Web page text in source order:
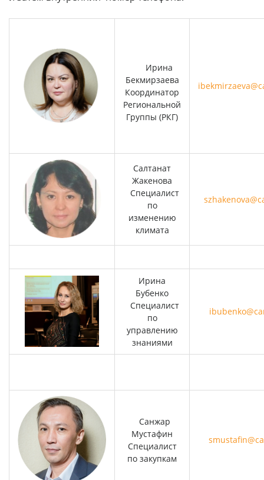
Ирина
Бекмирзаева
Координатор
Региональной
Группы (РКГ)
Салтанат
Жакенова
Специалист
по
изменению
климата
Ирина
Бубенко
Специалист
по
управлению
знаниями
Санжар
Мустафин
Специалист
по закупкам